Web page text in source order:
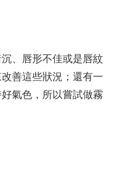
、唇形不佳或是唇紋
善這些狀況；還有一
氣色，所以嘗試做霧